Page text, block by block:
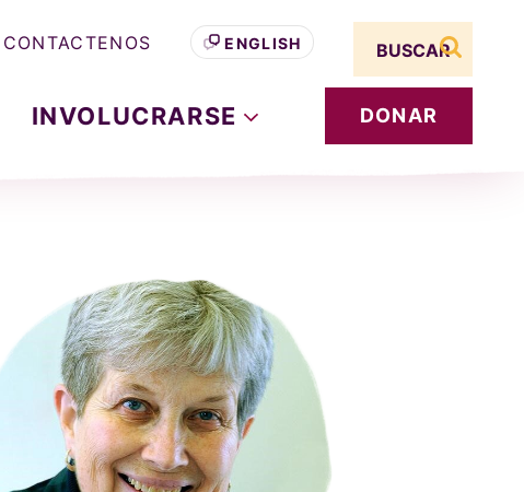
INVOLUCRARSE DONAR
CONTACTENOS ENGLISH
Search term
buscar